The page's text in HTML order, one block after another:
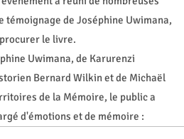
témoignage de Joséphine Uwimana,
le livre.
Uwimana, de Karurenzi
Bernard Wilkin et de Michaël
de la Mémoire, le public a
d'émotions et de mémoire :